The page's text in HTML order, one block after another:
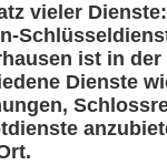
vieler
ist in der
Dienste